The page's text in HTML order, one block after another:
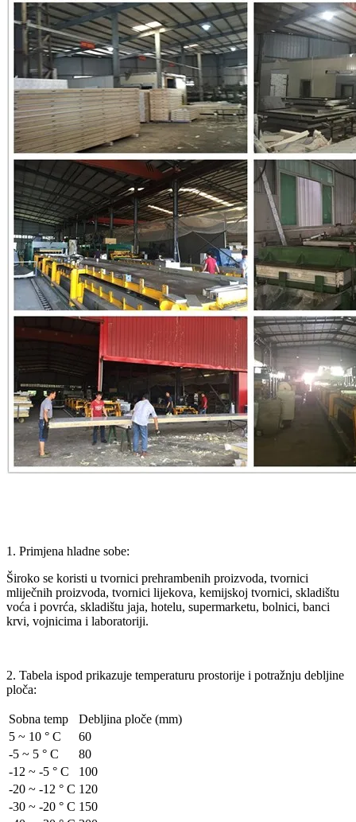
1. Primjena hladne sobe:
Široko se koristi u tvornici prehrambenih proizvoda, tvornici
mliječnih proizvoda, tvornici lijekova, kemijskoj tvornici, skladištu
voća i povrća, skladištu jaja, hotelu, supermarketu, bolnici, banci
krvi, vojnicima i laboratoriji.
2. Tabela ispod prikazuje temperaturu prostorije i potražnju debljine
ploča:
Sobna temp
Debljina ploče (mm)
5 ~ 10 ° C
60
-5 ~ 5 ° C
80
-12 ~ -5 ° C
100
-20 ~ -12 ° C 120
-30 ~ -20 ° C 150